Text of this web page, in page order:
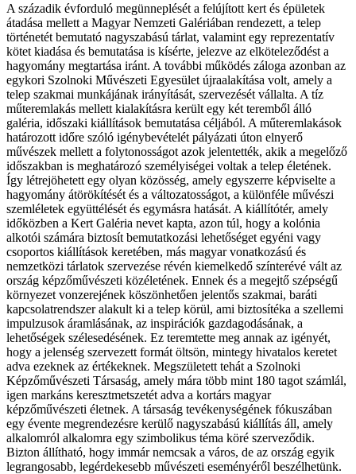
A századik évforduló megünneplését a felújított kert és épületek
átadása mellett a Magyar Nemzeti Galériában rendezett, a telep
történetét bemutató nagyszabású tárlat, valamint egy reprezentatív
kötet kiadása és bemutatása is kísérte, jelezve az elköteleződést a
hagyomány megtartása iránt. A további működés záloga azonban az
egykori Szolnoki Művészeti Egyesület újraalakítása volt, amely a
telep szakmai munkájának irányítását, szervezését vállalta. A tíz
műteremlakás mellett kialakításra került egy két teremből álló
galéria, időszaki kiállítások bemutatása céljából. A műteremlakások
határozott időre szóló igénybevételét pályázati úton elnyerő
művészek mellett a folytonosságot azok jelentették, akik a megelőző
időszakban is meghatározó személyiségei voltak a telep életének.
Így létrejöhetett egy olyan közösség, amely egyszerre képviselte a
hagyomány átörökítését és a változatosságot, a különféle művészi
szemléletek együttélését és egymásra hatását. A kiállítótér, amely
időközben a Kert Galéria nevet kapta, azon túl, hogy a kolónia
alkotói számára biztosít bemutatkozási lehetőséget egyéni vagy
csoportos kiállítások keretében, más magyar vonatkozású és
nemzetközi tárlatok szervezése révén kiemelkedő színterévé vált az
ország képzőművészeti közéletének. Ennek és a megejtő szépségű
környezet vonzerejének köszönhetően jelentős szakmai, baráti
kapcsolatrendszer alakult ki a telep körül, ami biztosítéka a szellemi
impulzusok áramlásának, az inspirációk gazdagodásának, a
lehetőségek szélesedésének. Ez teremtette meg annak az igényét,
hogy a jelenség szervezett formát öltsön, mintegy hivatalos keretet
adva ezeknek az értékeknek. Megszületett tehát a Szolnoki
Képzőművészeti Társaság, amely mára több mint 180 tagot számlál,
igen markáns keresztmetszetét adva a kortárs magyar
képzőművészeti életnek. A társaság tevékenységének fókuszában
egy évente megrendezésre kerülő nagyszabású kiállítás áll, amely
alkalomról alkalomra egy szimbolikus téma köré szerveződik.
Bizton állítható, hogy immár nemcsak a város, de az ország egyik
legrangosabb, legérdekesebb művészeti eseményéről beszélhetünk.